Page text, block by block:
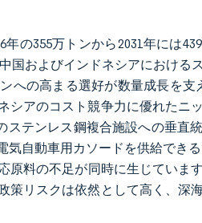
の355万トンから2031年には
国およびインドネシアにおけ
への高まる選好が数量成長を
アのコスト競争力に優れたニ
テンレス鋼複合施設への垂直
自動車用カソードを供給でき
料の不足が同時に生じていま
リスクは依然として高く、深